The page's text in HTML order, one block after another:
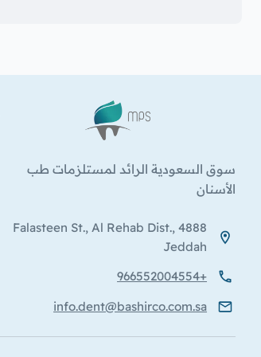
الشعار
سوق السعودية الرائد لمستلزمات طب
الأسنان
4888 Falasteen St., Al Rehab Dist.,
Jeddah
+966552004554
info.dent@bashirco.com.sa